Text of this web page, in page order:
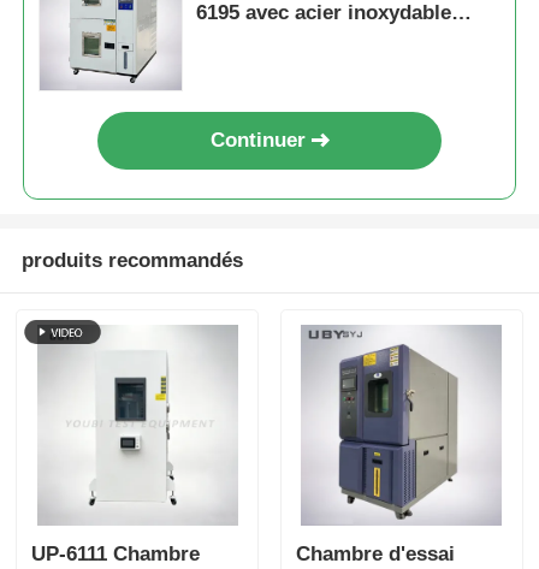
6195 avec acier inoxydable
Continuer
produits recommandés
UP-6111 Chambre
Chambre d'essai